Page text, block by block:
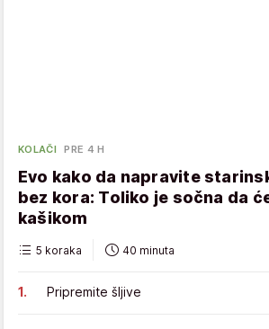
KOLAČI PRE 4 H
Evo kako da napravite
bez kora: Toliko je sočna da
kašikom
5 koraka 40 minuta
Pripremite šljive